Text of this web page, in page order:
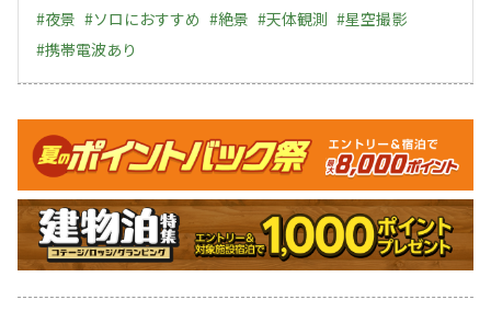
#夜景 #ソロにおすすめ #絶景 #天体観測 #星空撮影
#携帯電波あり
キャンペーン